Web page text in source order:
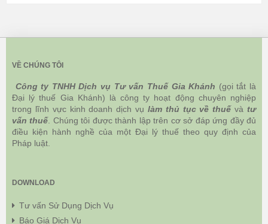
VỀ CHÚNG TÔI
Công ty TNHH Dịch vụ Tư vấn Thuế Gia Khánh (gọi tắt là
Đại lý thuế Gia Khánh) là công ty hoạt động chuyên nghiệp
trong lĩnh vực kinh doanh dịch vụ làm thủ tục về thuếvàtư
vấn thuế. Chúng tôi được thành lập trên cơ sở đáp ứng đầy đủ
điều kiện hành nghề của một Đại lý thuế theo quy định của
Pháp luật.
DOWNLOAD
Tư vấn Sử Dụng Dịch Vụ
Báo Giá Dịch Vụ